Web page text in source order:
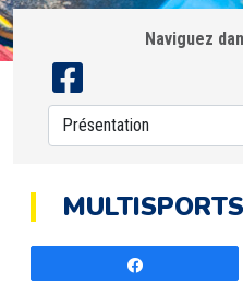
Naviguez
MULTISPORTS